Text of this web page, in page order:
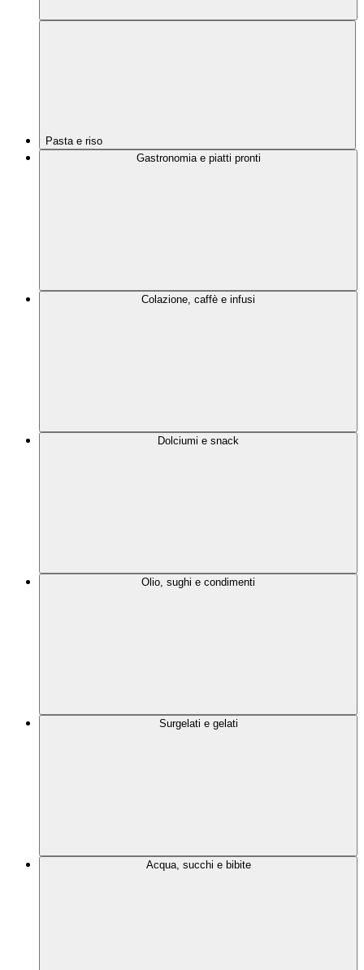
Pasta e riso
Gastronomia e piatti pronti
Colazione, caffè e infusi
Dolciumi e snack
Olio, sughi e condimenti
Surgelati e gelati
Acqua, succhi e bibite